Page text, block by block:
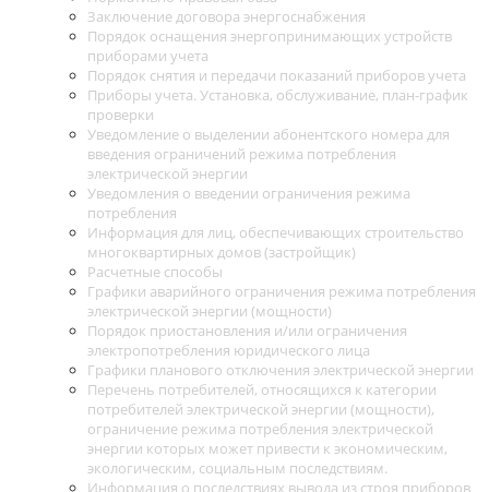
Заключение договора энергоснабжения
Порядок оснащения энергопринимающих устройств
приборами учета
Порядок снятия и передачи показаний приборов учета
Приборы учета. Установка, обслуживание, план-график
проверки
Уведомление о выделении абонентского номера для
введения ограничений режима потребления
электрической энергии
Уведомления о введении ограничения режима
потребления
Информация для лиц, обеспечивающих строительство
многоквартирных домов (застройщик)
Расчетные способы
Графики аварийного ограничения режима потребления
электрической энергии (мощности)
Порядок приостановления и/или ограничения
электропотребления юридического лица
Графики планового отключения электрической энергии
Перечень потребителей, относящихся к категории
потребителей электрической энергии (мощности),
ограничение режима потребления электрической
энергии которых может привести к экономическим,
экологическим, социальным последствиям.
Информация о последствиях вывода из строя приборов